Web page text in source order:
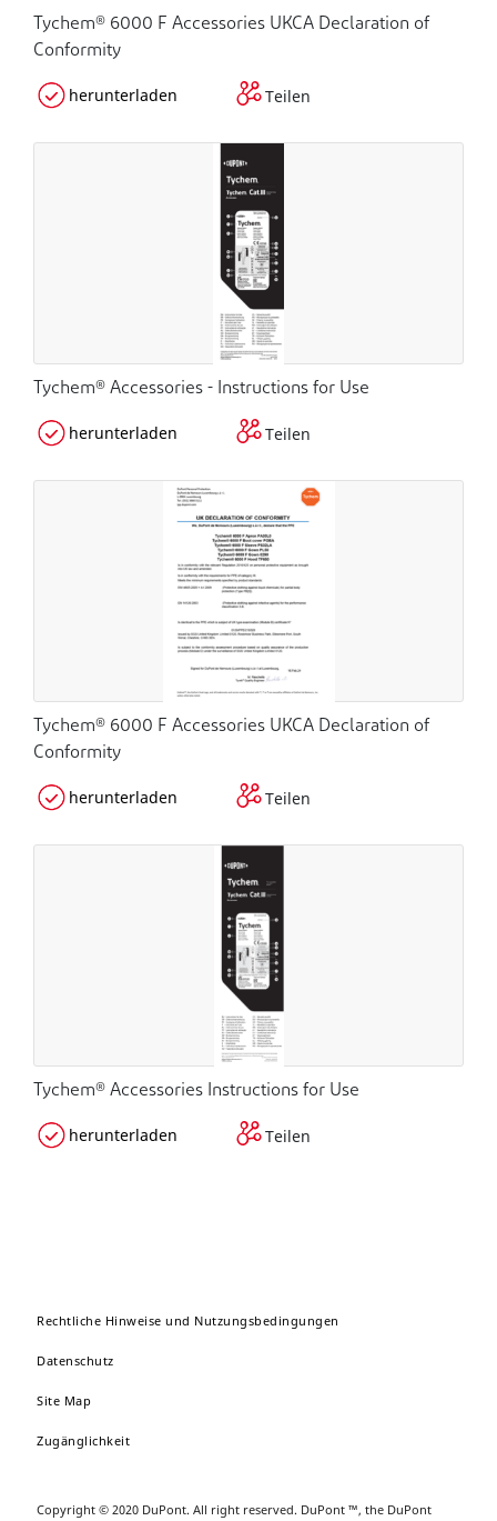
Tychem® 6000 F Accessories UKCA Declaration of
Conformity
herunterladen Teilen
Tychem® Accessories - Instructions for Use
herunterladen Teilen
Tychem® 6000 F Accessories UKCA Declaration of
Conformity
herunterladen Teilen
Tychem® Accessories Instructions for Use
herunterladen Teilen
Rechtliche Hinweise und Nutzungsbedingungen
Datenschutz
Site Map
Zugänglichkeit
Copyright © 2020 DuPont. All right reserved. DuPont ™, the DuPont